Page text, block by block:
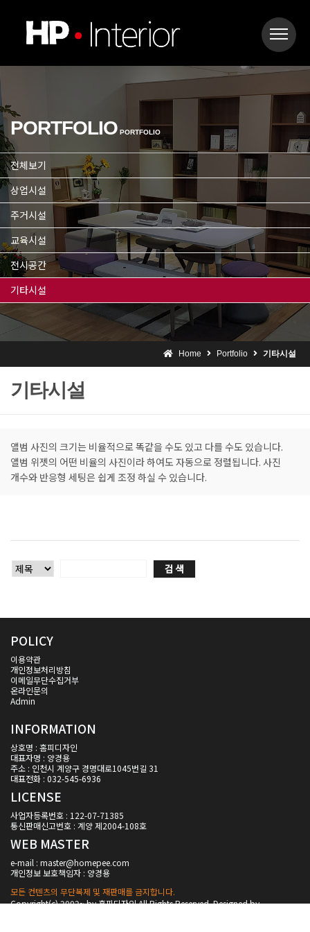
PORTFOLIO PORTFOLIO
전체보기
상업시설
주거시설
교육시설
전시공간
기타시설
Home Portfolio 기타시설
기타시설
앨범 사진의 크기는 비율적으로 똑같을 수도 있고 다를 수도 있습니다.
앨범 위젯의 어떤 비율의 사진이라 하여도 자동으로 정렬됩니다. 사진
개수와 반응형 세팅은 쉽게 조정 하실 수 있습니다.
POLICY
이용약관
개인정보처리방침
이메일무단수집거부
온라인문의
Admin
INFORMATION
상호명 : 홈피디자인
대표자명 : 양경용
주소 : 인천시 계양구 경명대로1045번길 31
대표전화 : 032-545-6936
LICENSE
사업자등록번호 : 122-07-71385
통신판매신고번호 : 계양 제2004-108호
WEB MASTER
e-mail : master@homepee.com
개인정보 보호책임자 : 양경용
모든 컨텐츠의 무단복제 및 재판매를 금지합니다.
Copyright(c) 2002~ by 홈피디자인 All Rights Reserved. Designed by